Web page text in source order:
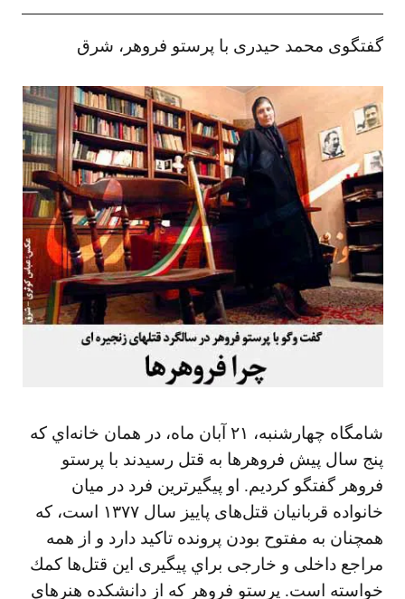
گفتگوی محمد حيدری با پرستو فروهر، شرق
شامگاه چهارشنبه، ۲۱ آبان ماه، در همان خانه‌اي كه
پنج سال پيش فروهرها به قتل رسيدند با پرستو
فروهر گفتگو كرديم. او پيگيرترين فرد در ميان
خانواده قربانيان قتل‌های پاييز سال ۱۳۷۷ است، كه
همچنان به مفتوح بودن پرونده تاكيد دارد و از همه
مراجع داخلی و خارجی براي پيگيری اين قتل‌ها كمك
خواسته است. پرستو فروهر كه از دانشكده هنرهای